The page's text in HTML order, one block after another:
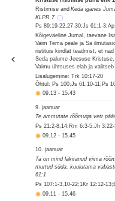
Ristimise and Keda iganes
KLPR 7
Ps 89:19-22,27-30;Js 61:1-
Kõigeväeline Jumal, taevane
Vaim Tema peale ja Sa
ristituis kindlat teadmist, et nad
Seda palume Jeesuse
Vaimu ühtsuses elab ja
Lisalugemine: Trk 10:17-20
Õhtul: Ps 100;Js 61:10-11;Ps
09.13- 15.43
9. jaanuar
Te ammutate rõõmuga vett
Ps 21:2-8,14;Rm 6:3-5;Jh 3:22-
09.12- 15.45
10. jaanuar
Ta on mind läkitanud viima
murtud süda, kuulutama
61:1
Ps 107:1-3,10-22;1Kr 12:12-
09.11- 15.46